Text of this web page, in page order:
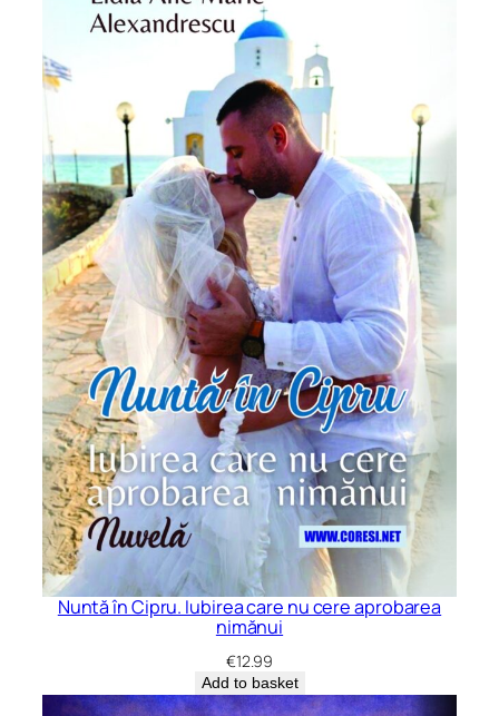
Nuntă în Cipru. Iubirea care nu cere aprobarea
nimănui
€12.99
Add to basket